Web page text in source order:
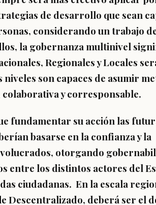
de desarrollo que sean
considerando un trabajo
la gobernanza multinivel
Regionales y Locales
son capaces de asumir
y corresponsable.
fundamentar su acción las
basarse en la confianza y la
otorgando
entre los distintos actores del
ciudadanas. En la escala
Descentralizado, deberá ser el